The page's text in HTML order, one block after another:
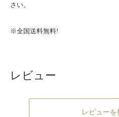
さい。
※全国送料無料!
レビュー
レビューを